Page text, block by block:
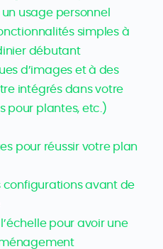
usage personnel
simples à
débutant
d’images et à des
intégrés dans votre
pour plantes, etc.)
pour réussir votre plan
configurations avant de
pour avoir une